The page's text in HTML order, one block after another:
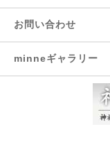
お問い合わせ
minneギャラリー